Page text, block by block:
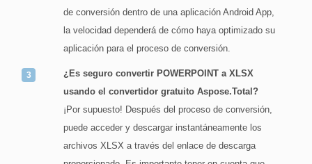
de conversión dentro de una aplicación Android App,
la velocidad dependerá de cómo haya optimizado su
aplicación para el proceso de conversión.
¿Es seguro convertir POWERPOINT a XLSX
usando el convertidor gratuito Aspose.Total?
¡Por supuesto! Después del proceso de conversión,
puede acceder y descargar instantáneamente los
archivos XLSX a través del enlace de descarga